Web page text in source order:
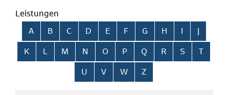
Leistungen
Alphabetisches Register überspringen
A B C D E F G H
K L M N O P Q R S T
U V W Z